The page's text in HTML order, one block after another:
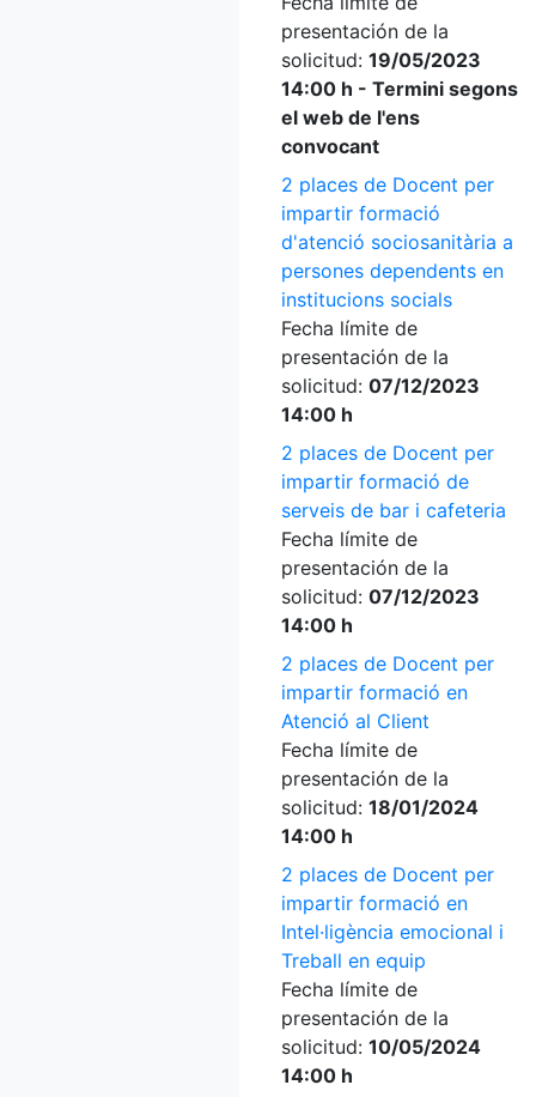
presentación de la
solicitud: 19/05/2023
14:00 h - Termini segons
el web de l'ens
convocant
2 places de Docent per
impartir formació
d'atenció sociosanitària a
persones dependents en
institucions socials
Fecha límite de
presentación de la
solicitud: 07/12/2023
14:00 h
2 places de Docent per
impartir formació de
serveis de bar i cafeteria
Fecha límite de
presentación de la
solicitud: 07/12/2023
14:00 h
2 places de Docent per
impartir formació en
Atenció al Client
Fecha límite de
presentación de la
solicitud: 18/01/2024
14:00 h
2 places de Docent per
impartir formació en
Intel·ligència emocional i
Treball en equip
Fecha límite de
presentación de la
solicitud: 10/05/2024
14:00 h